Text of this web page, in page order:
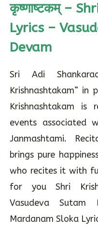
कृष्णाष्टकम् –
Lyrics –
Devam
Sri Adi
Krishnashtakam” in
Krishnashtakam is
events associated
Janmashtami.
brings pure
who recites it with
for you Shri
Vasudeva Sutam
Mardanam Sloka